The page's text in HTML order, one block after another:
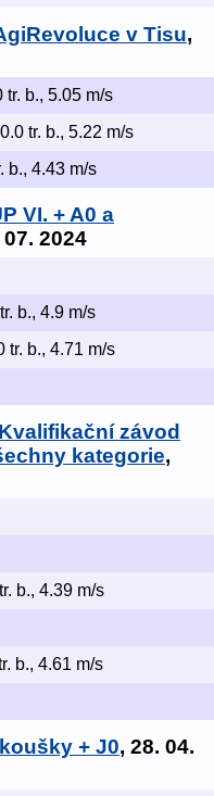
v Tisu,
tr. b., 5.05 m/s
tr. b., 5.22 m/s
b., 4.43 m/s
VI. + A0 a
07. 2024
b., 4.9 m/s
tr. b., 4.71 m/s
závod
kategorie,
b., 4.39 m/s
b., 4.61 m/s
+ J0, 28. 04.